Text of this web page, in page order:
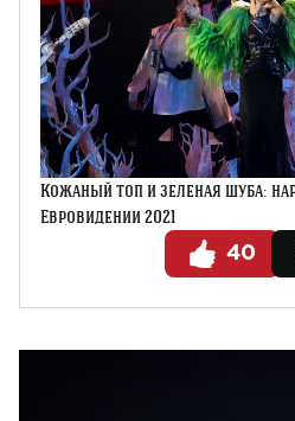
Кожаный топ и зеленая шуба:
Евровидении 2021
40